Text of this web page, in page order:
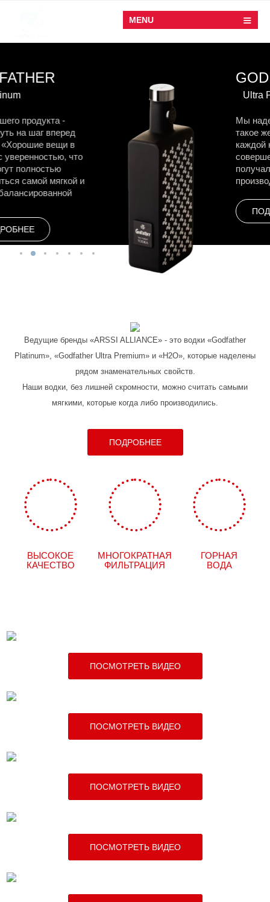
MENU
GODFATHER
Ultra Premium
Мы надеемся, что Вы получите
такое же удовольствие от
каждой капли этого
совершенного напитка, какое
получалимы при его создании и
производстве.
Ведущие бренды «ARSSI ALLIANCE» - это водки «Godfather
Platinum», «Godfather Ultra Premium» и «H2O», которые наделены
рядом знаменательных свойств.
Наши водки, без лишней скромности, можно считать самыми
мягкими, которые когда либо производились.
ПОДРОБНЕЕ
ВЫСОКОЕ
КАЧЕСТВО
МНОГОКРАТНАЯ
ФИЛЬТРАЦИЯ
ГОРНАЯ
ВОДА
ПОСМОТРЕТЬ ВИДЕО
ПОСМОТРЕТЬ ВИДЕО
ПОСМОТРЕТЬ ВИДЕО
ПОСМОТРЕТЬ ВИДЕО